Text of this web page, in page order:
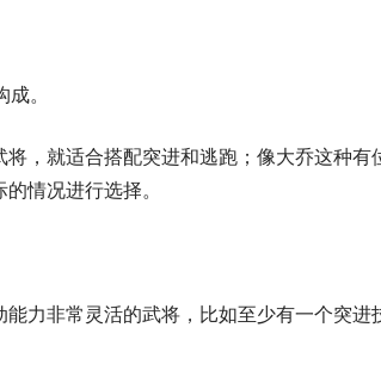
。
，就适合搭配突进和逃跑；像大乔这种有
情况进行选择。
力非常灵活的武将，比如至少有一个突进